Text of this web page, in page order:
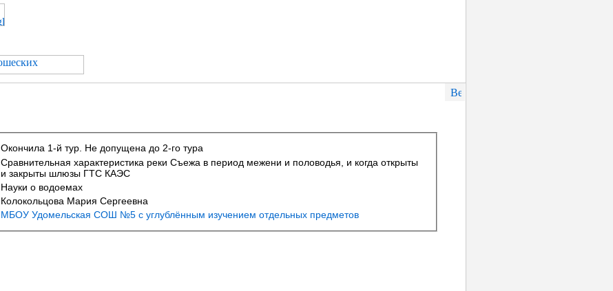
Окончила 1-й тур. Не допущена до 2-го тура
Сравнительная характеристика реки Съежа в период межени и половодья, и когда открыты
и закрыты шлюзы ГТС КАЭС
Науки о водоемах
Колокольцова Мария Сергеевна
МБОУ Удомельская СОШ №5 с углублённым изучением отдельных предметов